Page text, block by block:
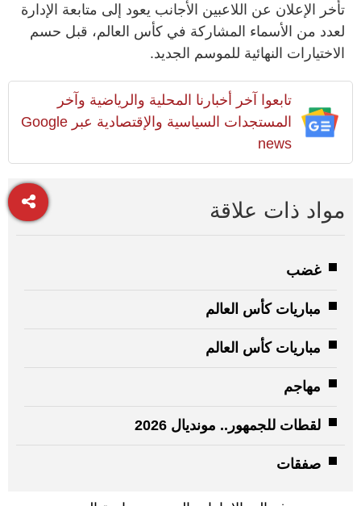
تأخر الإعلان عن اللاعبين الأجانب يعود إلى متابعة الإدارة
لعدد من الأسماء المشاركة في كأس العالم، قبل حسم
الاختيارات النهائية للموسم الجديد.
تابعوا آخر أخبارنا المحلية والرياضية وآخر
المستجدات السياسية والإقتصادية عبر Google
news
مواد ذات علاقة
غضب
مباريات كأس العالم
مباريات كأس العالم
مهاجم
لقطات للجمهور.. مونديال 2026
صفقات